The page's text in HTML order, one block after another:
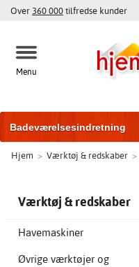
Over 360 000tilfredse kunder
Menu
Badeværelsesindretning
Træningsudstyr
Hjem > Værktøj & redskaber >
Værktøj & redskaber
Havemaskiner
Øvrige værktøjer og